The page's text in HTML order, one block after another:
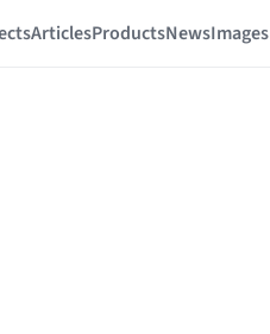
ArticlesProductsNewsImages